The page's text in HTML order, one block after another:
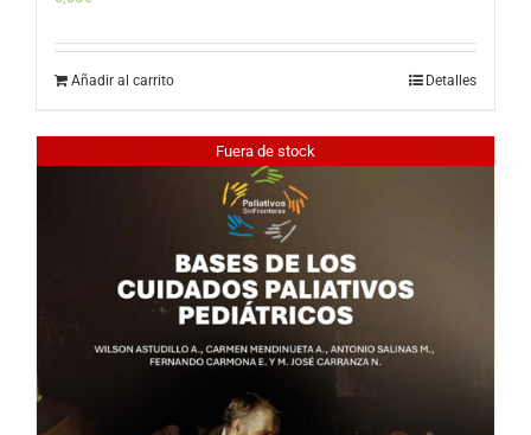
Añadir al carrito Detalles
Fuera de stock